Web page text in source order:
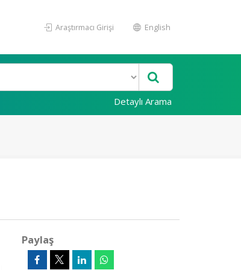
Araştırmacı Girişi English
Detaylı Arama
Paylaş